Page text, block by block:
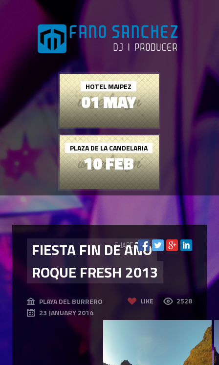
01 MAY
HOTEL MAIPEZ
10 FEB
PLAZA DE LA CANDELARIA
FIESTA FIN DE AÑO
ROQUE FRESH 2013
LIKE 2528
PLAYA DEL BURRERO
23 JANUARY 2014
SHARE